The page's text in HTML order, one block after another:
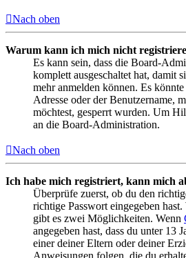
Nach oben
Warum kann ich mich nicht
Es kann sein, dass die Board-
komplett ausgeschaltet hat, damit
mehr anmelden können. Es
Adresse oder der Benutzername,
möchtest, gesperrt wurden. Um
an die Board-Administration.
Nach oben
Ich habe mich registriert, kann mich
Überprüfe zuerst, ob du den
richtige Passwort eingegeben
gibt es zwei Möglichkeiten. Wenn
angegeben hast, dass du unter 13
einer deiner Eltern oder deiner
Anweisungen folgen, die du